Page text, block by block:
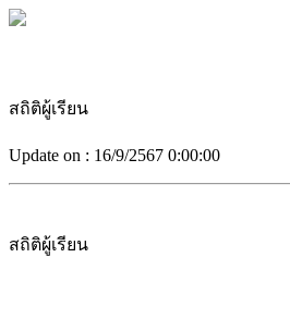
สถิติผู้เรียน
Update on : 16/9/2567 0:00:00
สถิติผู้เรียน